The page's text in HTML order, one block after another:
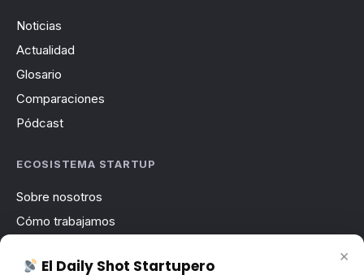
Noticias
Actualidad
Glosario
Comparaciones
Pódcast
ECOSISTEMA STARTUP
Sobre nosotros
Cómo trabajamos
Contacto
×
El Daily Shot Startupero